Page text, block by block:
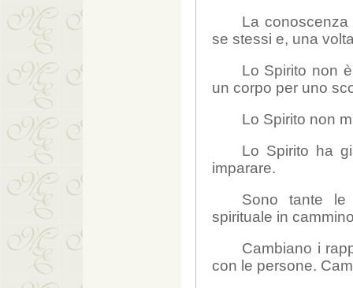
La
se stessi e, una
Lo Spirito non
un corpo per uno
Lo Spirito non
Lo Spirito ha
imparare.
Sono tante le
spirituale in
Cambiano i
con le persone.